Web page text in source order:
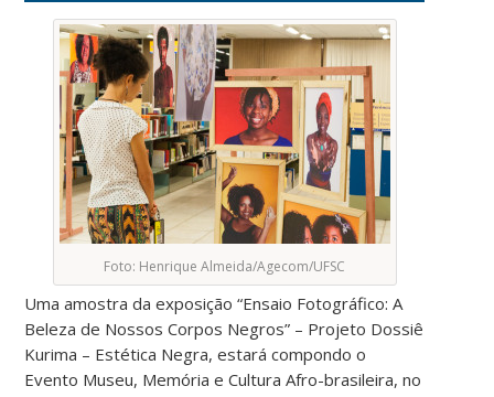
Foto: Henrique Almeida/Agecom/UFSC
Uma amostra da exposição “Ensaio Fotográfico: A
Beleza de Nossos Corpos Negros” – Projeto Dossiê
Kurima – Estética Negra, estará compondo o
Evento Museu, Memória e Cultura Afro-brasileira, no